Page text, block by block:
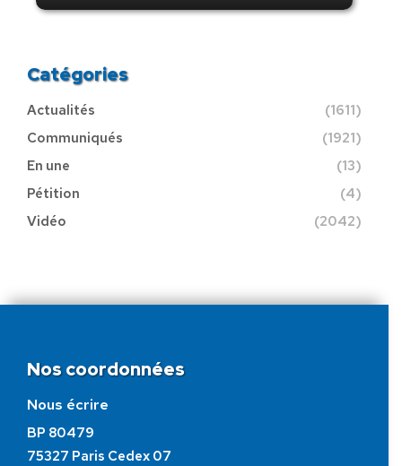
Catégories
Actualités
(1611)
Communiqués
(1921)
En une
(13)
Pétition
(4)
Vidéo
(2042)
Nos coordonnées
Nous écrire
BP 80479
75327 Paris Cedex 07